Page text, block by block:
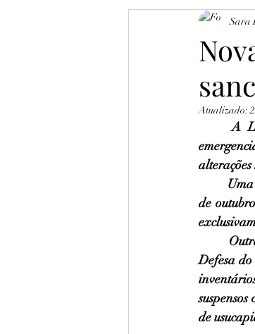
Direito Tributário
Sara
Atualizado:
A
de
Defesa
de